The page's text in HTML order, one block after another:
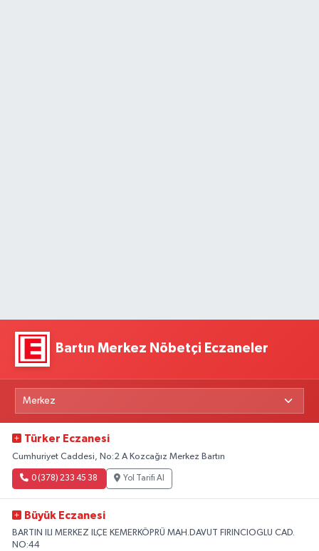
Bartın Merkez Nöbetçi Eczaneler
Türker Eczanesi
Cumhuriyet Caddesi, No:2 A Kozcağız Merkez Bartın
0 (378) 233 45 38 Yol Tarifi Al
Büyük Eczanesi
BARTIN ILI MERKEZ ILÇE KEMERKÖPRÜ MAH.DAVUT FIRINCIOGLU CAD.
NO:44